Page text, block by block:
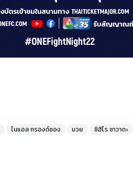
โนแอล กรองด์ชอง มวย ชิฮิโร ซาวาดะ